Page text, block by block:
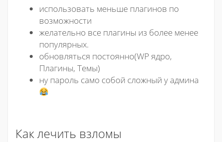
использовать меньше плагинов по
возможности
желательно все плагины из более менее
популярных.
обновляться постоянно(WP ядро,
Плагины, Темы)
ну пароль само собой сложный у админа
Как лечить взломы